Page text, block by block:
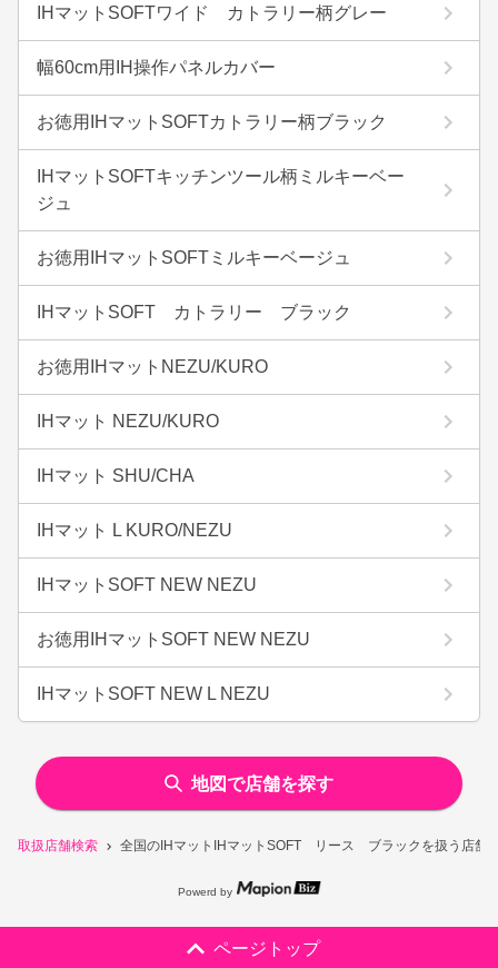
取扱店舗検索 全国のIHマットIHマットSOFT リース ブラックを扱う店舗
IHマットSOFTワイド カトラリー柄グレー
幅60cm用IH操作パネルカバー
お徳用IHマットSOFTカトラリー柄ブラック
IHマットSOFTキッチンツール柄ミルキーベー
ジュ
お徳用IHマットSOFTミルキーベージュ
IHマットSOFT カトラリー ブラック
お徳用IHマットNEZU/KURO
IHマット NEZU/KURO
IHマット SHU/CHA
IHマット L KURO/NEZU
IHマットSOFT NEW NEZU
お徳用IHマットSOFT NEW NEZU
IHマットSOFT NEW L NEZU
地図で店舗を探す
Powerd by
ページトップ